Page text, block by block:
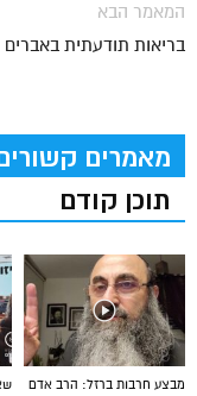
המאמר הבא
בריאות תודעתית באברים
מאמרים
תוכן קודם
מבצע חרבות ברזל: הרב אדם